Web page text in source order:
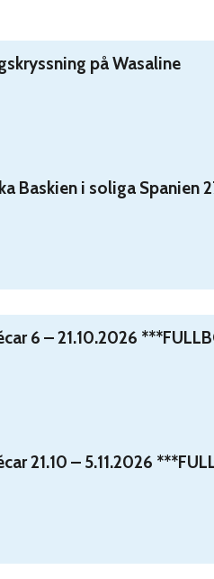
på Wasaline
på Wasaline
Baskien i soliga Spanien
soliga Spanien 27.9 –
6 – 21.10.2026
***FULLBOKAD
21.10 – 5.11.2026
5.11.2026